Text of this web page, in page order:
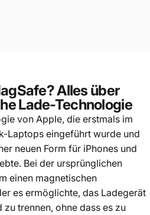
Alles über
Lade-Technologie
von Apple, die erstmals im
Laptops eingeführt wurde und
neuen Form für iPhones und
Bei der ursprünglichen
einen magnetischen
es ermöglichte, das Ladegerät
trennen, ohne dass es zu